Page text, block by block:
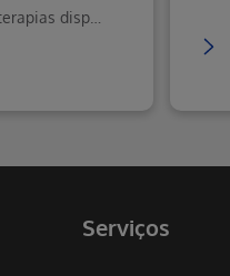
Serviços